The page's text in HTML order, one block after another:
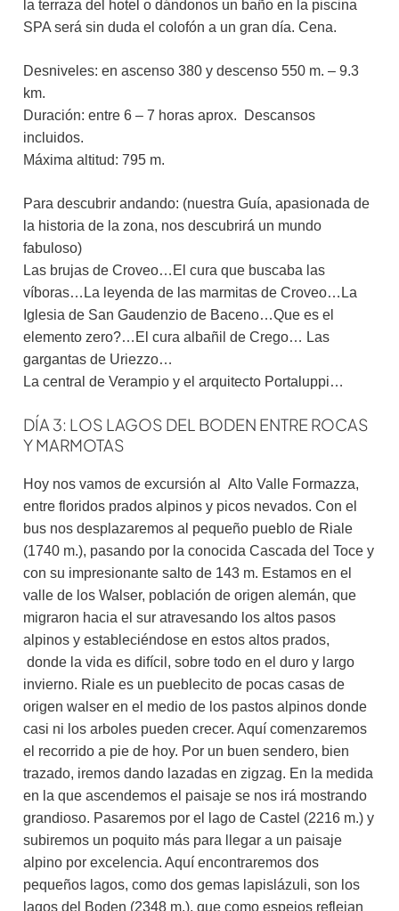
la terraza del hotel o dándonos un baño en la piscina
SPA será sin duda el colofón a un gran día. Cena.
Desniveles: en ascenso 380 y descenso 550 m. – 9.3
km.
Duración: entre 6 – 7 horas aprox. Descansos
incluidos.
Máxima altitud: 795 m.
Para descubrir andando: (nuestra Guía, apasionada de
la historia de la zona, nos descubrirá un mundo
fabuloso)
Las brujas de Croveo…El cura que buscaba las
víboras…La leyenda de las marmitas de Croveo…La
Iglesia de San Gaudenzio de Baceno…Que es el
elemento zero?…El cura albañil de Crego… Las
gargantas de Uriezzo…
La central de Verampio y el arquitecto Portaluppi…
DÍA 3: LOS LAGOS DEL BODEN ENTRE ROCAS
Y MARMOTAS
Hoy nos vamos de excursión al Alto Valle Formazza,
entre floridos prados alpinos y picos nevados. Con el
bus nos desplazaremos al pequeño pueblo de Riale
(1740 m.), pasando por la conocida Cascada del Toce y
con su impresionante salto de 143 m. Estamos en el
valle de los Walser, población de origen alemán, que
migraron hacia el sur atravesando los altos pasos
alpinos y estableciéndose en estos altos prados,
donde la vida es difícil, sobre todo en el duro y largo
invierno. Riale es un pueblecito de pocas casas de
origen walser en el medio de los pastos alpinos donde
casi ni los arboles pueden crecer. Aquí comenzaremos
el recorrido a pie de hoy. Por un buen sendero, bien
trazado, iremos dando lazadas en zigzag. En la medida
en la que ascendemos el paisaje se nos irá mostrando
grandioso. Pasaremos por el lago de Castel (2216 m.) y
subiremos un poquito más para llegar a un paisaje
alpino por excelencia. Aquí encontraremos dos
pequeños lagos, como dos gemas lapislázuli, son los
lagos del Boden (2348 m.), que como espejos reflejan